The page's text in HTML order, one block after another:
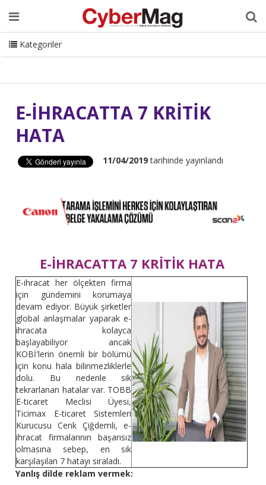
Ana Sayfa Hakkımızda Dergi Editörden
Danışmanlık
ISC Turkey Sizden Gelenler
İletişim
CyberMag Logo
Kategoriler
E-İHRACATTA 7 KRİTİK
HATA
11/04/2019tarihinde yayınlandı
E-İHRACATTA 7 KRİTİK HATA
E-ihracat her ölçekten firma
için gündemini korumaya
devam ediyor. Büyük şirketler
global anlaşmalar yaparak e-
ihracata kolayca
başlayabiliyor ancak
KOBİ'lerin önemli bir bölümü
için konu hala bilinmezliklerle
dolu. Bu nedenle sık
tekrarlanan hatalar var. TOBB
E-ticaret Meclisi Üyesi,
Ticimax E-ticaret Sistemleri
Kurucusu Cenk Çiğdemli, e-
ihracat firmalarının başarısız
olmasına sebep, en sık
karşılaşılan 7 hatayı sıraladı.
Yanlış dilde reklam vermek: